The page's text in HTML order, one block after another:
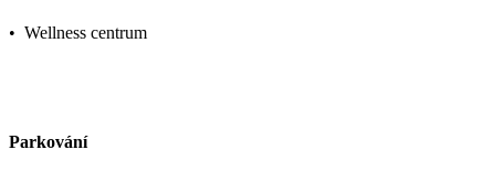
• Wellness centrum
Parkování